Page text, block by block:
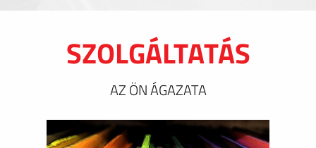
SZOLGÁLTATÁS
AZ ÖN ÁGAZATA